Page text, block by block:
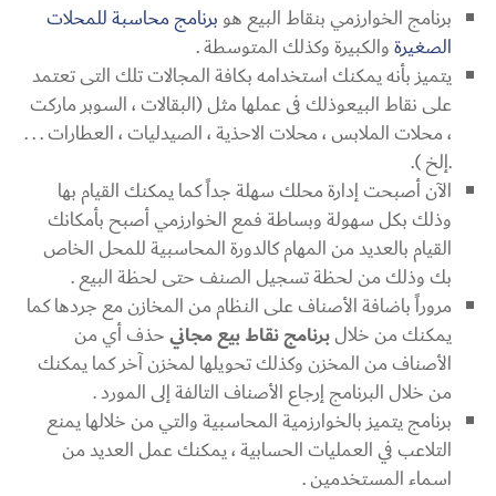
برنامج الخوارزمي بنقاط البيع هوبرنامج محاسبة للمحلات
الصغيرةوالكبيرة وكذلك المتوسطة .
يتميز بأنه يمكنك استخدامه بكافة المجالات تلك التى تعتمد
على نقاط البيعوذلك فى عملها مثل (البقالات ، السوبر ماركت
، محلات الملابس ، محلات الاحذية ، الصيدليات ، العطارات . . .
.إلخ ).
الآن أصبحت إدارة محلك سهلة جداً كما يمكنك القيام بها
وذلك بكل سهولة وبساطة فمع الخوارزمي أصبح بأمكانك
القيام بالعديد من المهام كالدورة المحاسبية للمحل الخاص
بك وذلك من لحظة تسجيل الصنف حتى لحظة البيع .
مروراً باضافة الأصناف على النظام من المخازن مع جردها كما
يمكنك من خلالبرنامج نقاط بيع مجانيحذف أي من
الأصناف من المخزن وكذلك تحويلها لمخزن آخر كما يمكنك
من خلال البرنامج إرجاع الأصناف التالفة إلى المورد .
برنامج يتميز بالخوارزمية المحاسبية والتي من خلالها يمنع
التلاعب في العمليات الحسابية ، يمكنك عمل العديد من
اسماء المستخدمين .